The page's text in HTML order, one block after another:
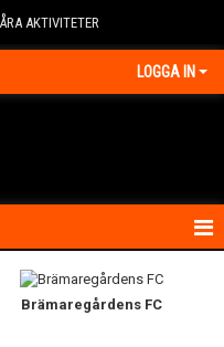
AKTIVITETER
LOGGA IN
Brämaregårdens FC